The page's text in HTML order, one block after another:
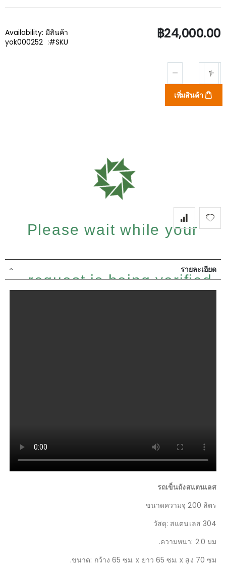
฿24,000.00
Availability: มีสินค้า
SKU
yok000252
เพิ่มสินค้า
Please wait while your
request is being verified...
รายละเอียด
รถเข็นถังสแตนเลส
ขนาดความจุ 200 ลิตร
วัสดุ: สแตนเลส 304
ความหนา: 2.0 มม.
ขนาด: กว้าง 65 ซม. x ยาว 65 ซม. x สูง 70 ซม.